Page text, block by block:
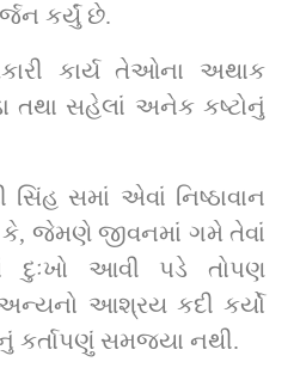
કર્યું છે.
કાર્ય તેઓના અથાક
તથા સહેલાં અનેક કષ્ટોનું
સમાં એવાં નિષ્ઠાવાન
કે, જેમણે જીવનમાં ગમે તેવાં
આવી પડે તોપણ
અન્યનો આશ્રય કદી કર્યો
સમજ્યા નથી.